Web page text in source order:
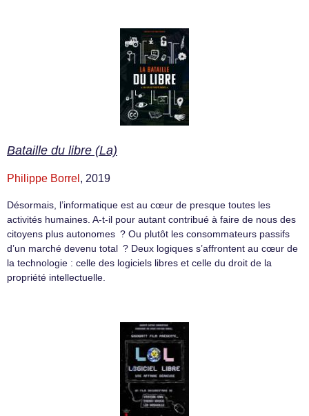
Bataille du libre (La)
Philippe Borrel , 2019
Désormais, l’informatique est au cœur de presque toutes les
activités humaines. A-t-il pour autant contribué à faire de nous des
citoyens plus autonomes ? Ou plutôt les consommateurs passifs
d’un marché devenu total ? Deux logiques s’affrontent au cœur de
la technologie : celle des logiciels libres et celle du droit de la
propriété intellectuelle.